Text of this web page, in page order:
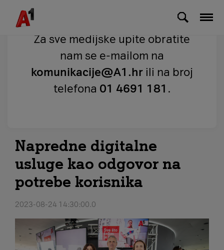
Skip to Main Content
Za sve medijske upite obratite
nam se e-mailom na
komunikacije@A1.hr ili na broj
telefona 01 4691 181 .
Napredne digitalne
usluge kao odgovor na
potrebe korisnika
2023-08-24 14:30:00.0